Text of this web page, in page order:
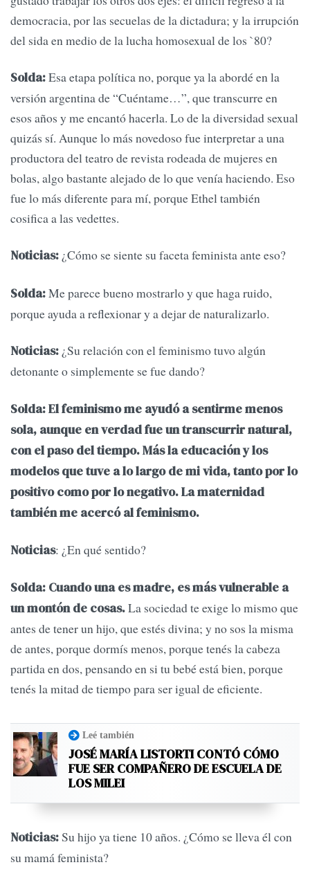
democracia, por las secuelas de la dictadura; y la irrupción
del sida en medio de la lucha homosexual de los `80?
Solda:Esa etapa política no, porque ya la abordé en la
versión argentina de “Cuéntame…”, que transcurre en
esos años y me encantó hacerla. Lo de la diversidad sexual
quizás sí. Aunque lo más novedoso fue interpretar a una
productora del teatro de revista rodeada de mujeres en
bolas, algo bastante alejado de lo que venía haciendo. Eso
fue lo más diferente para mí, porque Ethel también
cosifica a las vedettes.
Noticias: ¿Cómo se siente su faceta feminista ante eso?
Solda:Me parece bueno mostrarlo y que haga ruido,
porque ayuda a reflexionar y a dejar de naturalizarlo.
Noticias: ¿Su relación con el feminismo tuvo algún
detonante o simplemente se fue dando?
Solda: El feminismo me ayudó a sentirme menos
sola, aunque en verdad fue un transcurrir natural,
con el paso del tiempo. Más la educación y los
modelos que tuve a lo largo de mi vida, tanto por lo
positivo como por lo negativo. La maternidad
también me acercó al feminismo.
Noticias: ¿En qué sentido?
Solda: Cuando una es madre, es más vulnerable a
un montón de cosas.La sociedad te exige lo mismo que
antes de tener un hijo, que estés divina; y no sos la misma
de antes, porque dormís menos, porque tenés la cabeza
partida en dos, pensando en si tu bebé está bien, porque
tenés la mitad de tiempo para ser igual de eficiente.
Leé también
JOSÉ MARÍA LISTORTI CONTÓ CÓMO
FUE SER COMPAÑERO DE ESCUELA DE
LOS MILEI
Noticias:Su hijo ya tiene 10 años. ¿Cómo se lleva él con
su mamá feminista?